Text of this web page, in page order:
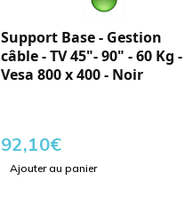
Support Base - Gestion
câble - TV 45"- 90" - 60 Kg -
Vesa 800 x 400 - Noir
92,10€
Ajouter au panier